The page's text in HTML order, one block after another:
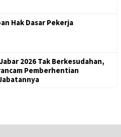
Hak Dasar Pekerja
2026 Tak Berkesudahan,
Pemberhentian